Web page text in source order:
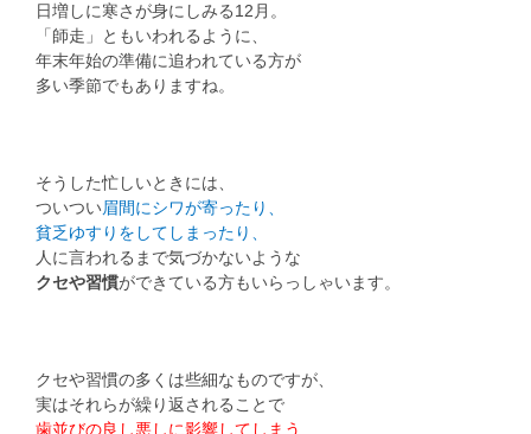
日増しに寒さが身にしみる12月。
「師走」ともいわれるように、
年末年始の準備に追われている方が
多い季節でもありますね。
そうした忙しいときには、
ついつい眉間にシワが寄ったり、
貧乏ゆすりをしてしまったり、
人に言われるまで気づかないような
クセや習慣ができている方もいらっしゃいます。
クセや習慣の多くは些細なものですが、
実はそれらが繰り返されることで
歯並びの良し悪しに影響してしまう